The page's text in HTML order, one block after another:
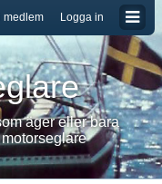
Logga in
medlem
äger eller bara